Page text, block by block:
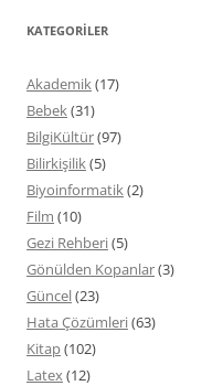
KATEGORILER
Akademik(17)
Bebek(31)
BilgiKültür(97)
Bilirkişilik(5)
Biyoinformatik(2)
Film (10)
Gezi Rehberi(5)
Gönülden Kopanlar(3)
Güncel(23)
Hata Çözümleri(63)
Kitap(102)
Latex(12)